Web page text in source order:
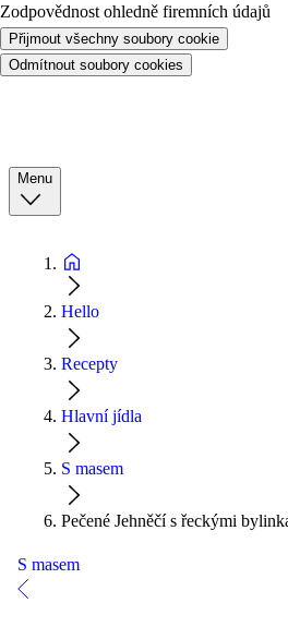
Zodpovědnost ohledně firemních údajů
Přijmout všechny soubory cookie
Odmítnout soubory cookies
Menu
Hello
Recepty
Hlavní jídla
S masem
Pečené Jehněčí s řeckými
S masem